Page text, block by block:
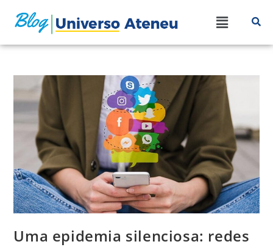
Uma epidemia silenciosa: redes